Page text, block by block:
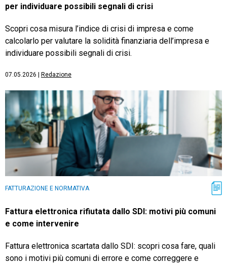
per individuare possibili segnali di crisi
Scopri cosa misura l’indice di crisi di impresa e come
calcolarlo per valutare la solidità finanziaria dell’impresa e
individuare possibili segnali di crisi.
07.05.2026 Redazione
FATTURAZIONE E NORMATIVA
Fattura elettronica rifiutata dallo SDI: motivi più comuni
e come intervenire
Fattura elettronica scartata dallo SDI: scopri cosa fare, quali
sono i motivi più comuni di errore e come correggere e